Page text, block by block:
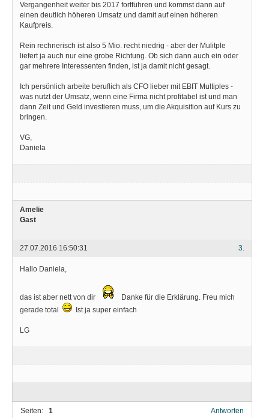
Vergangenheit weiter bis 2017 fortführen und kommst dann auf
einen deutlich höheren Umsatz und damit auf einen höheren
Kaufpreis.
Rein rechnerisch ist also 5 Mio. recht niedrig - aber der Mulitple
liefert ja auch nur eine grobe Richtung. Ob sich dann auch ein oder
gar mehrere Interessenten finden, ist ja damit nicht gesagt.
Ich persönlich arbeite beruflich als CFO lieber mit EBIT Multiples -
was nutzt der Umsatz, wenn eine Firma nicht profitabel ist und man
dann Zeit und Geld investieren muss, um die Akquisition auf Kurs zu
bringen.
VG,
Daniela
Amelie
Gast
3.
27.07.2016 16:50:31
Hallo Daniela,
das ist aber nett von dir
Danke für die Erklärung. Freu mich
gerade total
Ist ja super einfach
LG
Seiten: 1 Antworten